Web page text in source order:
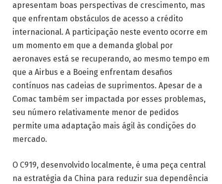
apresentam boas perspectivas de crescimento, mas
que enfrentam obstáculos de acesso a crédito
internacional. A participação neste evento ocorre em
um momento em que a demanda global por
aeronaves está se recuperando, ao mesmo tempo em
que a Airbus e a Boeing enfrentam desafios
contínuos nas cadeias de suprimentos. Apesar de a
Comac também ser impactada por esses problemas,
seu número relativamente menor de pedidos
permite uma adaptação mais ágil às condições do
mercado.
O C919, desenvolvido localmente, é uma peça central
na estratégia da China para reduzir sua dependência